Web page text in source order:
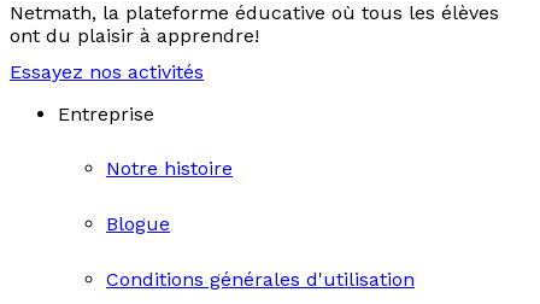
Netmath, la plateforme éducative où tous les élèves
ont du plaisir à apprendre!
Essayez nos activités
Entreprise
Notre histoire
Blogue
Conditions générales d'utilisation